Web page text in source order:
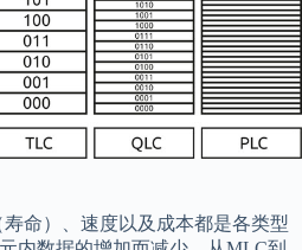
命）、速度以及成本都是各类型